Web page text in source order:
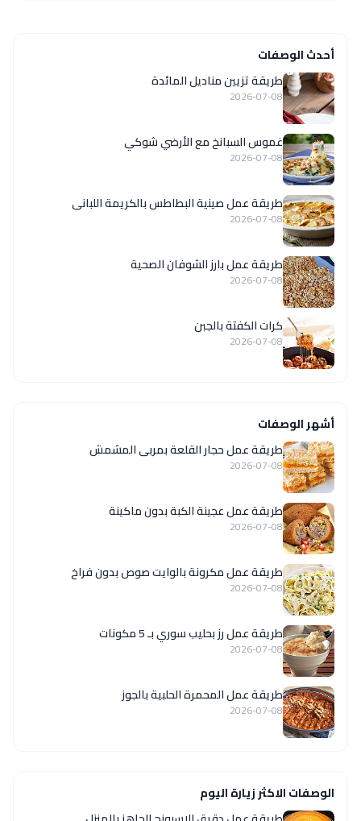
أحدث الوصفات
طريقة تزيين مناديل المائدة
2026-07-08
غموس السبانخ مع الأرضي شوكي
2026-07-08
طريقة عمل صينية البطاطس بالكريمة اللبانى
2026-07-08
طريقة عمل بارز الشوفان الصحية
2026-07-08
كرات الكفتة بالجبن
2026-07-08
أشهر الوصفات
طريقة عمل حجار القلعة بمربى المشمش
2026-07-08
طريقة عمل عجينة الكبة بدون ماكينة
2026-07-08
طريقة عمل مكرونة بالوايت صوص بدون فراخ
2026-07-08
طريقة عمل رز بحليب سوري بـ 5 مكونات
2026-07-08
طريقة عمل المحمرة الحلبية بالجوز
2026-07-08
الوصفات الاكثر زيارة اليوم